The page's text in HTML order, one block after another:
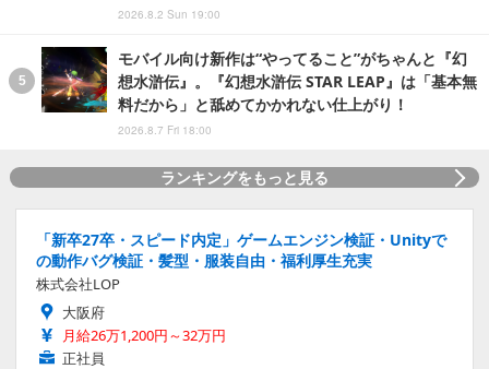
2026.8.2 Sun 19:00
モバイル向け新作は“やってること”がちゃんと『幻
想水滸伝』。『幻想水滸伝 STAR LEAP』は「基本無
料だから」と舐めてかかれない仕上がり！
2026.8.7 Fri 18:00
ランキングをもっと見る
「新卒27卒・スピード内定」ゲームエンジン検証・Unityで
の動作バグ検証・髪型・服装自由・福利厚生充実
株式会社LOP
大阪府
月給26万1,200円～32万円
正社員